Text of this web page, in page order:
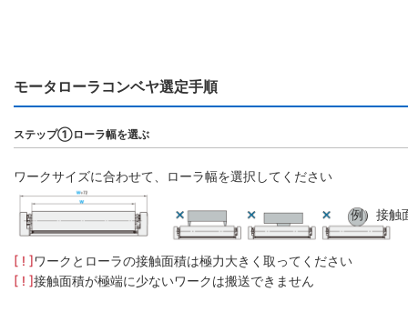
モータローラコンベヤ選定手順
ステップ①ローラ幅を選ぶ
ワークサイズに合わせて、ローラ幅を選択してください
例）接触
[ ! ]ワークとローラの接触面積は極力大きく取ってください
[ ! ]接触面積が極端に少ないワークは搬送できません